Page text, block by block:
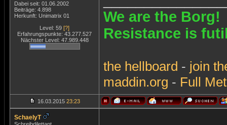
Dabei seit: 01.06.2002
Beiträge: 4.898
Herkunft: Unimatrix 01
Level: 59 [?]
Erfahrungspunkte: 43.277.527
Nächster Level: 47.989.448
We are the Borg!
Resistance is
the hellboard - join
maddin.org - Full
16.03.2015 23:23
SchaelyT